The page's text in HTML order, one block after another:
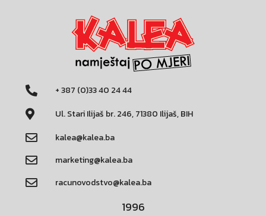
+ 387 (0)33 40 24 44
Ul. Stari Ilijaš br. 246, 71380 Ilijaš, BIH
kalea@kalea.ba
marketing@kalea.ba
racunovodstvo@kalea.ba
1996